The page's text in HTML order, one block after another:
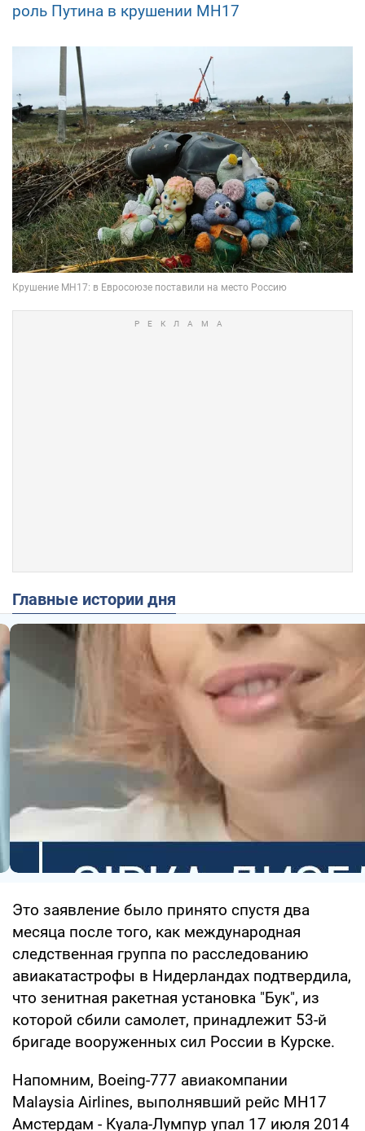
роль Путина в крушении MH17
Главные истории дня
Это заявление было принято спустя два
месяца после того, как международная
следственная группа по расследованию
авиакатастрофы в Нидерландах подтвердила,
что зенитная ракетная установка "Бук", из
которой сбили самолет, принадлежит 53-й
бригаде вооруженных сил России в Курске.
Напомним, Boeing-777 авиакомпании
Malaysia Airlines, выполнявший рейс МН17
Амстердам - ​​Куала-Лумпур упал 17 июля 2014